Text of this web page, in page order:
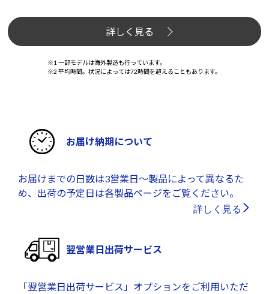
詳しく見る
※1 一部モデルは海外製造も行っています。
※2 平均時間。状況によっては72時間を超えることもあります。
お届け納期について
お届けまでの日数は3営業日～製品によって異なるた
め、出荷の予定日は各製品ページをご覧ください。
詳しく見る
翌営業日出荷サービス
「翌営業日出荷サービス」オプションをご利用いただ